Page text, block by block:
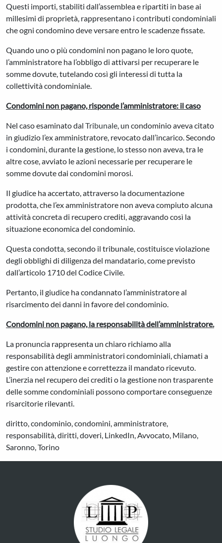
Questi importi, stabiliti dall’assemblea e ripartiti in base ai
millesimi di proprietà, rappresentano i contributi condominiali
che ogni condomino deve versare entro le scadenze fissate.
Quando uno o più condomini non pagano le loro quote,
l’amministratore ha l’obbligo di attivarsi per recuperare le
somme dovute, tutelando così gli interessi di tutta la
collettività condominiale.
Condomini non pagano, risponde l’amministratore: il caso
Nel caso esaminato dal Tribunale, un condominio aveva citato
in giudizio l’ex amministratore, revocato dall’incarico. Secondo
i condomini, durante la gestione, lo stesso non aveva, tra le
altre cose, avviato le azioni necessarie per recuperare le
somme dovute dai condomini morosi.
Il giudice ha accertato, attraverso la documentazione
prodotta, che l’ex amministratore non aveva compiuto alcuna
attività concreta di recupero crediti, aggravando così la
situazione economica del condominio.
Questa condotta, secondo il tribunale, costituisce violazione
degli obblighi di diligenza del mandatario, come previsto
dall’articolo 1710 del Codice Civile.
Pertanto, il giudice ha condannato l’amministratore al
risarcimento dei danni in favore del condominio.
Condomini non pagano, la responsabilità dell’amministratore.
La pronuncia rappresenta un chiaro richiamo alla
responsabilità degli amministratori condominiali, chiamati a
gestire con attenzione e correttezza il mandato ricevuto.
L’inerzia nel recupero dei crediti o la gestione non trasparente
delle somme condominiali possono comportare conseguenze
risarcitorie rilevanti.
diritto, condominio, condomini, amministratore,
responsabilità, diritti, doveri, LinkedIn, Avvocato, Milano,
Saronno, Torino